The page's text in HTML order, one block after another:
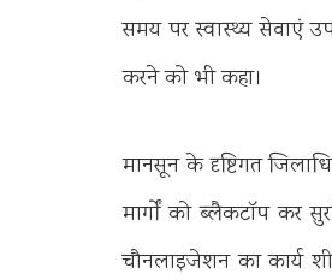
समय पर स्वास्थ्य सेवाएं
करने को भी कहा।
मानसून के दृष्टिगत
मार्गों को ब्लैकटॉप कर
चौनलाइजेशन का कार्य